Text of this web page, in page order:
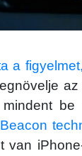
a figyelmet,
van